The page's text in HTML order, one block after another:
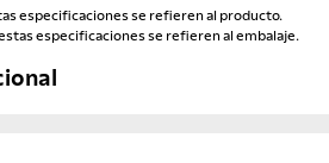
especificaciones se refieren al producto.
especificaciones se refieren al embalaje.